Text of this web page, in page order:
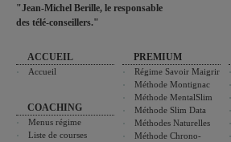
"Jean-Michel Berille, le responsable
des télé-conseillers."
ACCUEIL
Accueil
COACHING
Menus régime
Liste de courses
PREMIUM
Régime Savoir Maigrir
Méthode Montignac
Méthode MentalSlim
Méthode Slim Data
Méthodes Naturelles
Méthode Chrono-